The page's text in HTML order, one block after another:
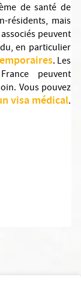
de santé de
résidents, mais
peuvent
en particulier
. Les
peuvent
Vous pouvez
visa médical.